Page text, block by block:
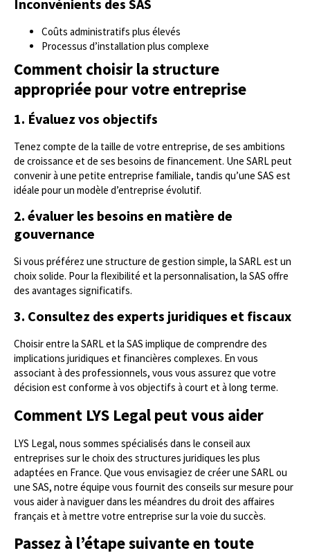
Inconvénients des SAS
Coûts administratifs plus élevés
Processus d’installation plus complexe
Comment choisir la structure
appropriée pour votre entreprise
1. Évaluez vos objectifs
Tenez compte de la taille de votre entreprise, de ses ambitions
de croissance et de ses besoins de financement. Une SARL peut
convenir à une petite entreprise familiale, tandis qu’une SAS est
idéale pour un modèle d’entreprise évolutif.
2. évaluer les besoins en matière de
gouvernance
Si vous préférez une structure de gestion simple, la SARL est un
choix solide. Pour la flexibilité et la personnalisation, la SAS offre
des avantages significatifs.
3. Consultez des experts juridiques et fiscaux
Choisir entre la SARL et la SAS implique de comprendre des
implications juridiques et financières complexes. En vous
associant à des professionnels, vous vous assurez que votre
décision est conforme à vos objectifs à court et à long terme.
Comment LYS Legal peut vous aider
LYS Legal, nous sommes spécialisés dans le conseil aux
entreprises sur le choix des structures juridiques les plus
adaptées en France. Que vous envisagiez de créer une SARL ou
une SAS, notre équipe vous fournit des conseils sur mesure pour
vous aider à naviguer dans les méandres du droit des affaires
français et à mettre votre entreprise sur la voie du succès.
Passez à l’étape suivante en toute